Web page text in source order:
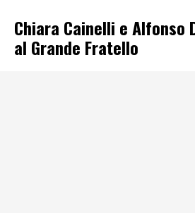
Chiara Cainelli e Alfonso
al Grande Fratello